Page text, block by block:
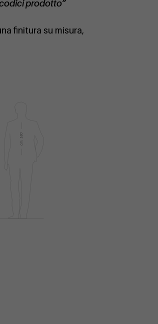
prodotto”
finitura su misura,